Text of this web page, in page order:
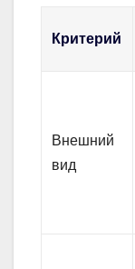
Критерий
Внешний
вид